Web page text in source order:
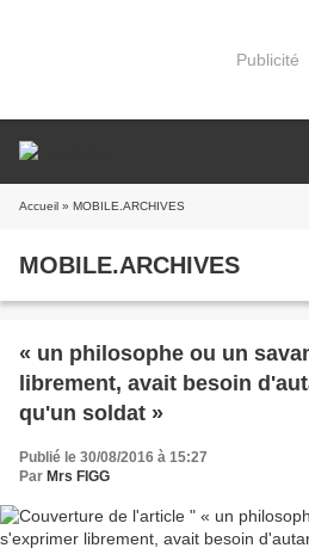
Publicité
Accueil » MOBILE.ARCHIVES
MOBILE.ARCHIVES
« un philosophe ou un
librement, avait besoin
qu'un soldat »
Publié le 30/08/2016 à 15:27
Par Mrs FIGG